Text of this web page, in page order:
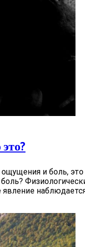
и боль,